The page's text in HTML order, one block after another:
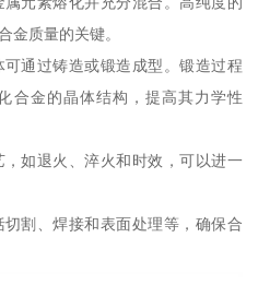
金质量的关键。
通过铸造或锻造成型。锻造过程
合金的晶体结构，提高其力学性
如退火、淬火和时效，可以进一
割、焊接和表面处理等，确保合